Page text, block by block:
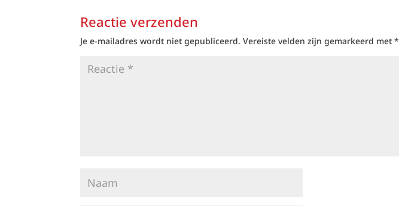
Reactie verzenden
Je e-mailadres wordt niet gepubliceerd. Vereiste velden zijn gemarkeerd met*